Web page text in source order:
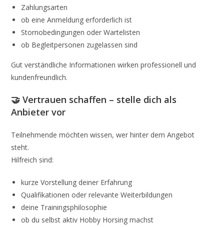
Zahlungsarten
ob eine Anmeldung erforderlich ist
Stornobedingungen oder Wartelisten
ob Begleitpersonen zugelassen sind
Gut verständliche Informationen wirken professionell und
kundenfreundlich.
🤝 Vertrauen schaffen – stelle dich als
Anbieter vor
Teilnehmende möchten wissen, wer hinter dem Angebot
steht.
Hilfreich sind:
kurze Vorstellung deiner Erfahrung
Qualifikationen oder relevante Weiterbildungen
deine Trainingsphilosophie
ob du selbst aktiv Hobby Horsing machst